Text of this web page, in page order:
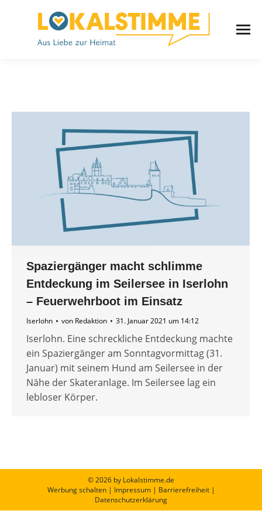
Spaziergänger macht schlimme
Entdeckung im Seilersee in Iserlohn
– Feuerwehrboot im Einsatz
Iserlohn von Redaktion 31. Januar 2021 um 14:12
Iserlohn. Eine schreckliche Entdeckung machte
ein Spaziergänger am Sonntagvormittag (31.
Januar) mit seinem Hund am Seilersee in der
Nähe der Skateranlage. Im Seilersee lag ein
lebloser Körper.
© 2026 by Lokalstimme.de
Werbung schalten| Impressum| Barrierefreiheit|
Datenschutzerklärung